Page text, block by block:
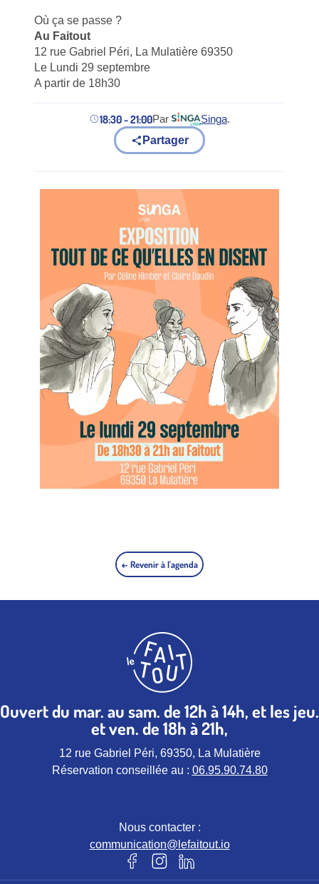
Où ça se passe ?
Au Faitout
12 rue Gabriel Péri, La Mulatière 69350
Le Lundi 29 septembre
A partir de 18h30
18:30 - 21:00Par Singa
(nouvel onglet)
.
Partager
← Revenir à l'agenda
Ouvert du mar. au sam. de 12h à 14h, et les jeu.
et ven. de 18h à 21h,
12 rue Gabriel Péri, 69350, La Mulatière
Réservation conseillée au : 06.95.90.74.80
Nous contacter :
communication@lefaitout.io
Notre page Facebook (nouvel
Notre page instagram (nouvel
Notre page Linkedin